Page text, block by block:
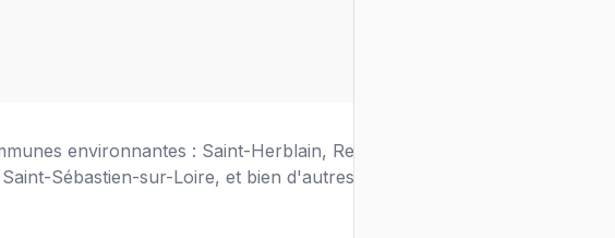
environnantes : Saint-Herblain, Rezé, Orvault,
Sébastien-sur-Loire, et bien d'autres.